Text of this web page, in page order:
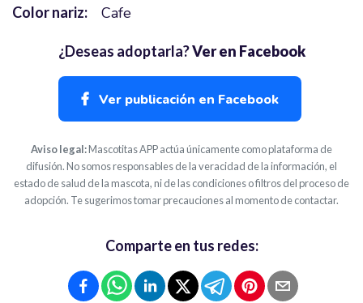
Color nariz: Cafe
¿Deseas adoptarla?Ver en Facebook
Ver publicación en Facebook
Aviso legal:Mascotitas APP actúa únicamente como plataforma de
difusión. No somos responsables de la veracidad de la información, el
estado de salud de la mascota, ni de las condiciones o filtros del proceso de
adopción. Te sugerimos tomar precauciones al momento de contactar.
Comparte en tus redes: